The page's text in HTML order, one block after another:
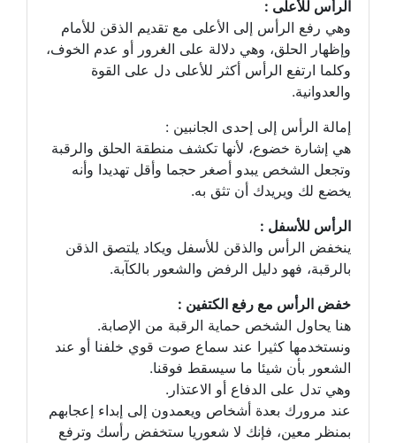
الرأس للأعلى :
وهي رفع الرأس إلى الأعلى مع تقديم الذقن للأمام
وإظهار الحلق، وهي دلالة على الغرور أو عدم الخوف،
وكلما ارتفع الرأس أكثر للأعلى دل على القوة
والعدوانية.
إمالة الرأس إلى إحدى الجانبين :
هي إشارة خضوع، لأنها تكشف منطقة الحلق والرقبة
وتجعل الشخص يبدو أصغر حجما وأقل تهديدا وأنه
يخضع لك ويريدك أن تثق به.
الرأس للأسفل :
ينخفض الرأس والذقن للأسفل ويكاد يلتصق الذقن
بالرقبة، فهو دليل الرفض والشعور بالكآبة.
خفض الرأس مع رفع الكتفين :
هنا يحاول الشخص حماية الرقبة من الإصابة.
ونستخدمها كثيرا عند سماع صوت قوي خلفنا أو عند
الشعور بأن شيئا ما سيسقط فوقنا.
وهي تدل على الدفاع أو الاعتذار.
عند مرورك بعدة أشخاص ويعمدون إلى إبداء إعجابهم
بمنظر معين، فإنك لا شعوريا ستخفض رأسك وترفع